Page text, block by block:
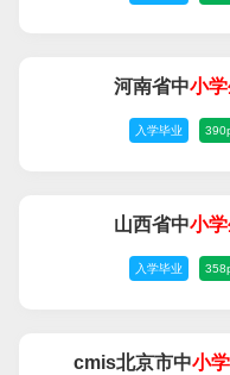
河南省中小
入学毕业
山西省中小
入学毕业
cmis北京市中小学